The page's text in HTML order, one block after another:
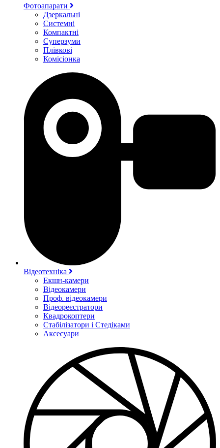
Фотоапарати
Дзеркальні
Системні
Компактні
Суперзуми
Плівкові
Комісіонка
Відеотехніка
Екшн-камери
Відеокамери
Проф. відеокамери
Відеореєстратори
Квадрокоптери
Стабілізатори і Стедіками
Аксесуари